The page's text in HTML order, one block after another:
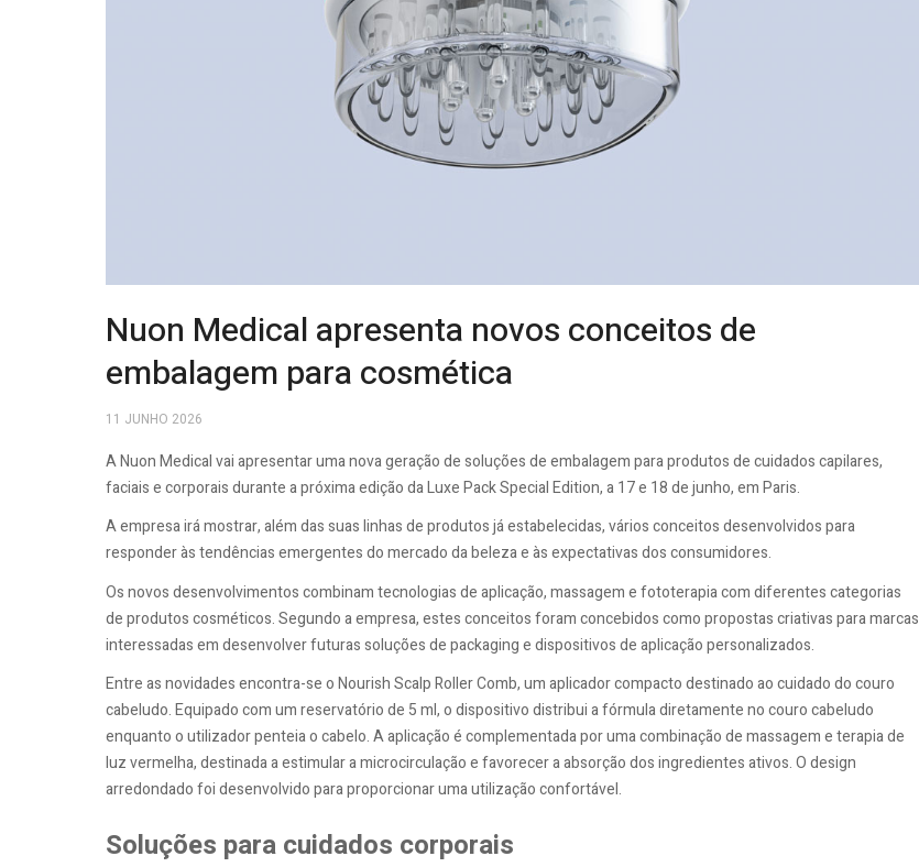
Nuon Medical apresenta novos conceitos de
embalagem para cosmética
11 JUNHO 2026
A Nuon Medical vai apresentar uma nova geração de soluções de embalagem para produtos de cuidados capilares,
faciais e corporais durante a próxima edição da Luxe Pack Special Edition, a 17 e 18 de junho, em Paris.
A empresa irá mostrar, além das suas linhas de produtos já estabelecidas, vários conceitos desenvolvidos para
responder às tendências emergentes do mercado da beleza e às expectativas dos consumidores.
Os novos desenvolvimentos combinam tecnologias de aplicação, massagem e fototerapia com diferentes categorias
de produtos cosméticos. Segundo a empresa, estes conceitos foram concebidos como propostas criativas para marcas
interessadas em desenvolver futuras soluções de packaging e dispositivos de aplicação personalizados.
Entre as novidades encontra-se o Nourish Scalp Roller Comb, um aplicador compacto destinado ao cuidado do couro
cabeludo. Equipado com um reservatório de 5 ml, o dispositivo distribui a fórmula diretamente no couro cabeludo
enquanto o utilizador penteia o cabelo. A aplicação é complementada por uma combinação de massagem e terapia de
luz vermelha, destinada a estimular a microcirculação e favorecer a absorção dos ingredientes ativos. O design
arredondado foi desenvolvido para proporcionar uma utilização confortável.
Soluções para cuidados corporais